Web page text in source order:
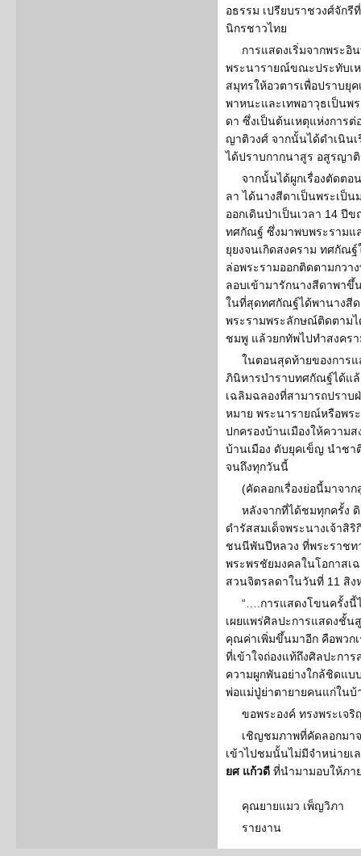
อธรรม เปรียบราชวงศ์จัก
นิกรชาวไทย
การแสดงเริ่มจากพระ
พระนารายณ์ขณะประทับเ
สมุทรให้อวตารเพื่อปราบยุ
พาหนะและเทพอาวุธเป็นพ
ดา ซึ่งเป็นต้นเหตุแห่งการ
ญาติวงศ์ จากนั้นได้ดำเนินเ
ได้ปราบกากนาสูร อสูรญา
จากนั้นได้ผูกเรื่องตัดตอ
ลา ได้นางสีดาเป็นพระเป็
ออกเดินป่าเป็นเวลา 14 ปี
ทศกัณฐ์ ซึ่งมาพบพระรามแ
ยุยงจนเกิดสงคราม ทศกัณ
ล่อพระรามออกติดตามกวา
ลอบเข้ามารักนางสีดาพา
ในที่สุดทศกัณฐ์ได้พานางสีด
พระรามพระลักษณ์ติดตามไ
ชมพู แล้วยกทัพไปทำสงคร
ในตอนสุดท้ายของการ
ภินิหารบำราบทศกัณฐ์ได้แล้
เฉลิมฉลองที่สามารถปราบ
หมาย พระนารายณ์หรือพร
ปกครองบ้านเมืองให้ความ
บ้านเมือง ดับยุคเข็ญ นำชา
จนถึงทุกวันนี้
(คัดลอกเรื่องย่อนี้มาจา
หลังจากที่ได้ชมทุกครั้ง
ดำรัสสมเด็จพระนางเจ้าสิ
ชนนีพันปีหลวง ที่พระราชท
พระพรชัยมงคลในโอกาส
สวนจิตรลดาในวันที่ 11 สิง
“….การแสดงโขนครั้งนี้
เผยแพร่ศิลปะการแสดงชั้น
คุณค่าเพิ่มขึ้นมาอีก คือพวก
ที่เข้าใจถ่องแท้ถึงศิลปะกา
ความผูกพันอย่างใกล้ชิดแ
พ่อแม่ปู่ย่าตายายคนแก่ใน
ขอพระองค์ ทรงพระเจ
เชิญชมภาพที่คัดลอกมา
เข้าไปชมนั้นไม่มีจำหน่าย
ยศ แก้วดี ที่นำมามอบให้ภา
คุณยายแมว เพ็ญวิภา
รายงาน